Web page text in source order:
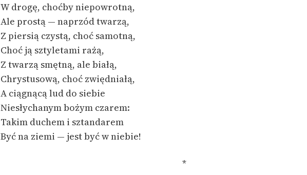
W drogę, choćby niepowrotną,
Ale prostą — naprzód twarzą,
Z piersią czystą, choć samotną,
Choć ją sztyletami rażą,
Z twarzą smętną, ale białą,
Chrystusową, choć zwiędniałą,
A ciągnącą lud do siebie
Niesłychanym bożym czarem:
Takim duchem i sztandarem
Być na ziemi — jest być w niebie!
*